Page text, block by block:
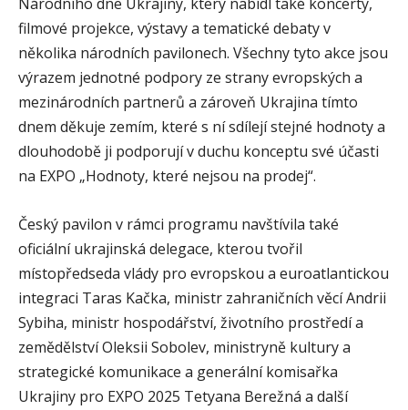
Národního dne Ukrajiny, který nabídl také koncerty,
filmové projekce, výstavy a tematické debaty v
několika národních pavilonech. Všechny tyto akce jsou
výrazem jednotné podpory ze strany evropských a
mezinárodních partnerů a zároveň Ukrajina tímto
dnem děkuje zemím, které s ní sdílejí stejné hodnoty a
dlouhodobě ji podporují v duchu konceptu své účasti
na EXPO „Hodnoty, které nejsou na prodej“.
Český pavilon v rámci programu navštívila také
oficiální ukrajinská delegace, kterou tvořil
místopředseda vlády pro evropskou a euroatlantickou
integraci Taras Kačka, ministr zahraničních věcí Andrii
Sybiha, ministr hospodářství, životního prostředí a
zemědělství Oleksii Sobolev, ministryně kultury a
strategické komunikace a generální komisařka
Ukrajiny pro EXPO 2025 Tetyana Berežná a další